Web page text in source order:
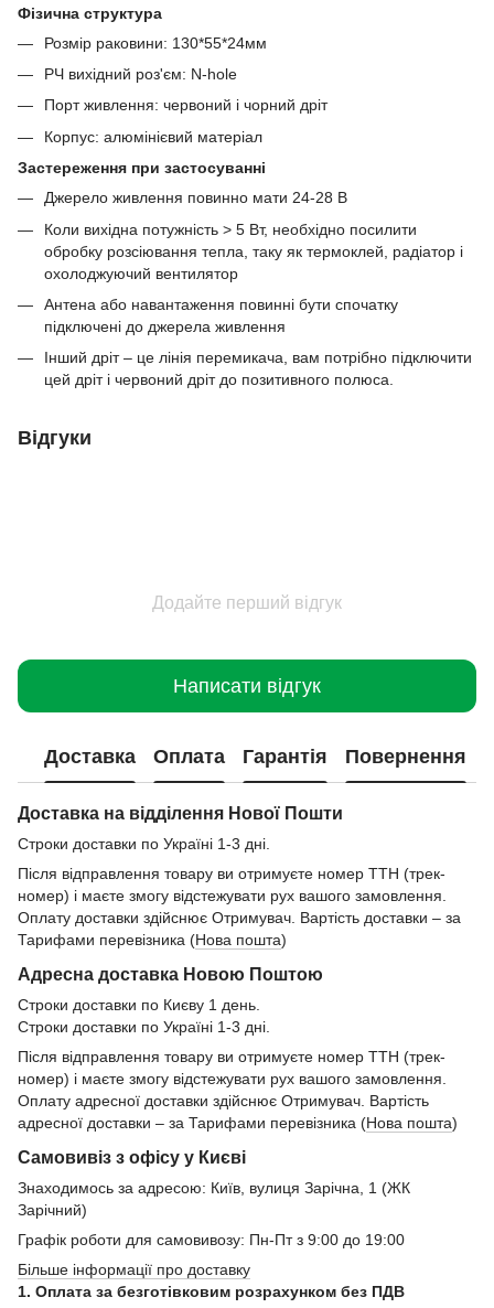
Фізична структура
Розмір раковини: 130*55*24мм
РЧ вихідний роз'єм: N-hole
Порт живлення: червоний і чорний дріт
Корпус: алюмінієвий матеріал
Застереження при застосуванні
Джерело живлення повинно мати 24-28 В
Коли вихідна потужність > 5 Вт, необхідно посилити
обробку розсіювання тепла, таку як термоклей, радіатор і
охолоджуючий вентилятор
Антена або навантаження повинні бути спочатку
підключені до джерела живлення
Інший дріт – це лінія перемикача, вам потрібно підключити
цей дріт і червоний дріт до позитивного полюса.
Відгуки
Додайте перший відгук
Написати відгук
Доставка Оплата Гарантія Повернення
Доставка на відділення Нової Пошти
Строки доставки по Україні 1-3 дні.
Після відправлення товару ви отримуєте номер ТТН (трек-
номер) і маєте змогу відстежувати рух вашого замовлення.
Оплату доставки здійснює Отримувач. Вартість доставки – за
Тарифами перевізника (Нова пошта)
Адресна доставка Новою Поштою
Строки доставки по Києву 1 день.
Строки доставки по Україні 1-3 дні.
Після відправлення товару ви отримуєте номер ТТН (трек-
номер) і маєте змогу відстежувати рух вашого замовлення.
Оплату адресної доставки здійснює Отримувач. Вартість
адресної доставки – за Тарифами перевізника (Нова пошта)
Самовивіз з офісу у Києві
Знаходимось за адресою: Київ, вулиця Зарічна, 1 (ЖК
Зарічний)
Графік роботи для самовивозу: Пн-Пт з 9:00 до 19:00
Більше інформації про доставку
1. Оплата за безготівковим розрахунком без ПДВ